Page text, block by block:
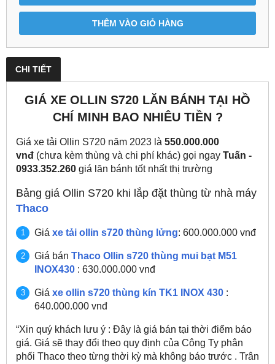
THÊM VÀO GIỎ HÀNG
CHI TIẾT
GIÁ XE OLLIN S720 LĂN BÁNH TẠI HỒ
CHÍ MINH BAO NHIÊU TIỀN ?
Giá xe tải Ollin S720 năm 2023 là 550.000.000
vnđ (chưa kèm thùng và chi phí khác) gọi ngay Tuấn -
0933.352.260 giá lăn bánh tốt nhất thị trường
Bảng giá Ollin S720 khi lắp đặt thùng từ nhà máy
Thaco
Giá xe tải ollin s720 thùng lửng: 600.000.000 vnđ
Giá bán Thaco Ollin s720 thùng mui bạt M51
INOX430 : 630.000.000 vnđ
Giá xe ollin s720 thùng kín TK1 INOX 430 :
640.000.000 vnđ
“Xin quý khách lưu ý : Đây là giá bán tại thời điểm báo
giá. Giá sẽ thay đổi theo quy định của Công Ty phân
phối Thaco theo từng thời kỳ mà không báo trước . Trân